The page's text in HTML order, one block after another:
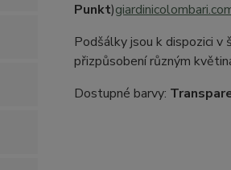
Punkt)
Podšálky jsou k dispozici v
přizpůsobení různým
Dostupné barvy: